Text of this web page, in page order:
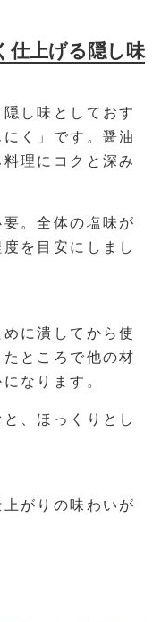
仕上げる隠し味
し味としておす
く」です。醤油
理にコクと深み
。全体の塩味が
を目安にしまし
に潰してから使
ところで他の材
なります。
、ほっくりとし
がりの味わいが